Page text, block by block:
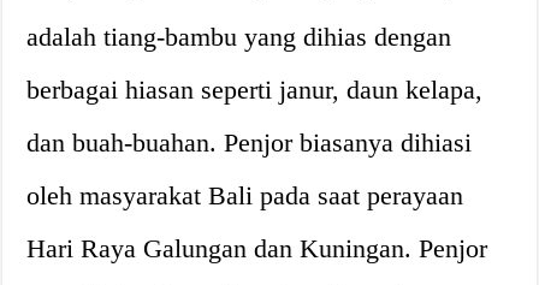
adalah tiang-bambu yang dihias dengan
berbagai hiasan seperti janur, daun kelapa,
dan buah-buahan. Penjor biasanya dihiasi
oleh masyarakat Bali pada saat perayaan
Hari Raya Galungan dan Kuningan. Penjor